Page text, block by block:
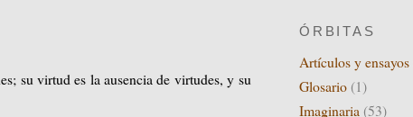
su virtud es la ausencia de virtudes, y su
ÓRBITAS
Artículos y ensayos
Glosario (1)
Imaginaria (53)